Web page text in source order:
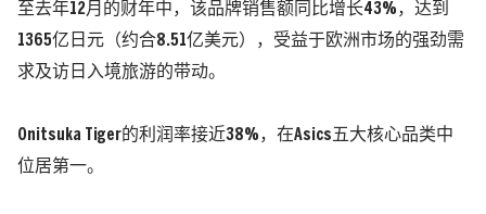
至去年12月的财年中，该品牌销售额同比增长43%，达到
1365亿日元（约合8.51亿美元），受益于欧洲市场的强劲需
求及访日入境旅游的带动。
Onitsuka Tiger的利润率接近38%，在Asics五大核心品类中
位居第一。